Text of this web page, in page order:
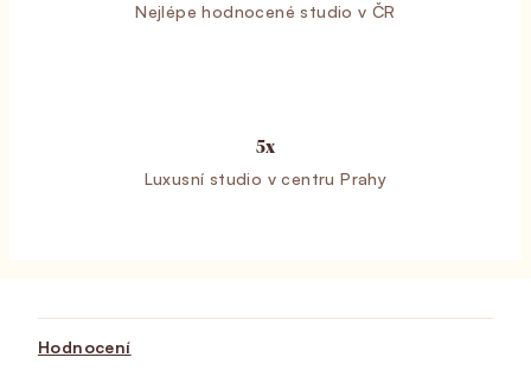
Nejlépe hodnocené studio v ČR
5x
Luxusní studio v centru Prahy
Hodnocení